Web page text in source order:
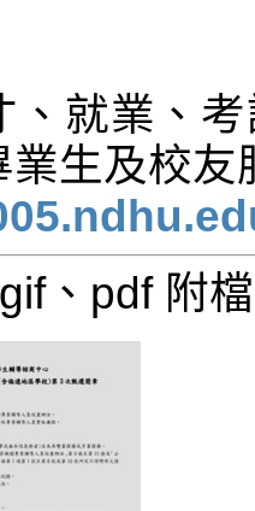
、就業、
、pdf 附